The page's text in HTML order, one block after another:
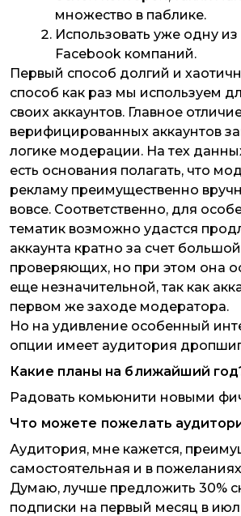
множество в паблике.
Использовать уже одну
Facebook компаний.
Первый способ долгий и
способ как раз мы используем
своих аккаунтов. Главное
верифицированных аккаунтов
логике модерации. На тех
есть основания полагать, что
рекламу преимущественно
вовсе. Соответственно, для
тематик возможно удастся
аккаунта кратно за счет
проверяющих, но при этом она
еще незначительной, так как
первом же заходе модератора.
Но на удивление особенный
опции имеет аудитория
Какие планы на ближайший
Радовать комьюнити новыми
Что можете пожелать
Аудитория, мне кажется,
самостоятельная и в
Думаю, лучше предложить 30%
подписки на первый месяц в